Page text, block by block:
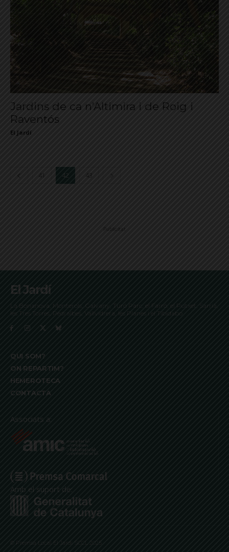
Jardins de ca n’Altimira i de Roig i
Raventós
El Jardí
41 42 43
Publicitat
El Jardí
La Bonanova, Monterols, Galvany, Turó Parc, el Farró, el Putxet, Sarrià,
les Tres Torres, Pedralbes, Vallvidrera, les Planes i el Tibidabo
QUI SOM?
ON REPARTIM?
HEMEROTECA
CONTACTA
Associats a:
Amb el suport de:
© Premsa Local El Jardí SCCL 2025